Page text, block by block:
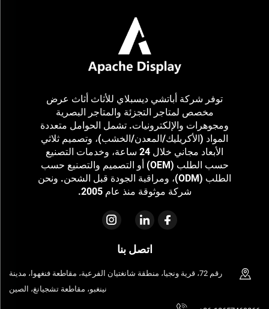
توفر شركة أباتشي ديسبلاي للأثاث أثاث عرض
مخصص لمتاجر التجزئة والمتاجر البصرية
ومجوهرات والإلكترونيات. تشمل الحوامل متعددة
المواد (الأكريليك/المعدن/الخشب)، وتصميم ثلاثي
الأبعاد مجاني خلال 24 ساعة، وخدمات التصنيع
حسب الطلب (OEM) أو التصميم والتصنيع حسب
الطلب (ODM)، ومراقبة الجودة قبل الشحن. ونحن
شركة موثوقة منذ عام 2005.
اتصل بنا
رقم 72، قرية ونجيا، منطقة شانغتيان الفرعية، مقاطعة فنغهوا، مدينة
نينغبو، مقاطعة تشجيانغ، الصين